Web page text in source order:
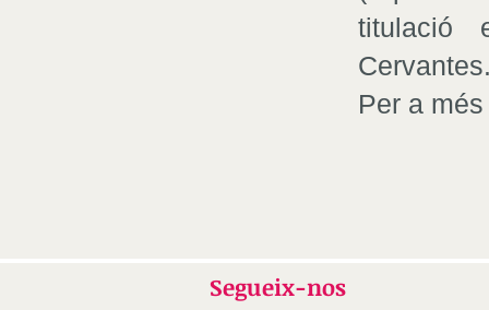
titulació
Per a
Segueix-nos